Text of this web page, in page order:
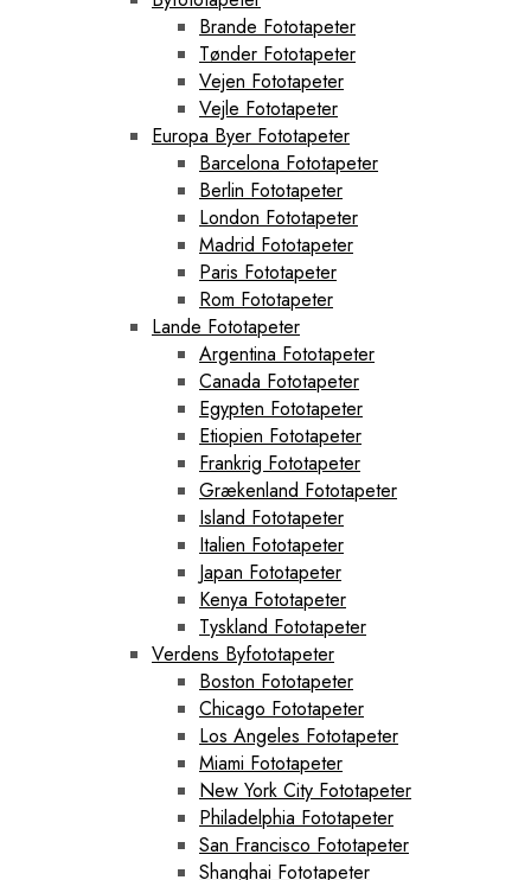
Brande Fototapeter
Tønder Fototapeter
Vejen Fototapeter
Vejle Fototapeter
Europa Byer Fototapeter
Barcelona Fototapeter
Berlin Fototapeter
London Fototapeter
Madrid Fototapeter
Paris Fototapeter
Rom Fototapeter
Lande Fototapeter
Argentina Fototapeter
Canada Fototapeter
Egypten Fototapeter
Etiopien Fototapeter
Frankrig Fototapeter
Grækenland Fototapeter
Island Fototapeter
Italien Fototapeter
Japan Fototapeter
Kenya Fototapeter
Tyskland Fototapeter
Verdens Byfototapeter
Boston Fototapeter
Chicago Fototapeter
Los Angeles Fototapeter
Miami Fototapeter
New York City Fototapeter
Philadelphia Fototapeter
San Francisco Fototapeter
Shanghai Fototapeter